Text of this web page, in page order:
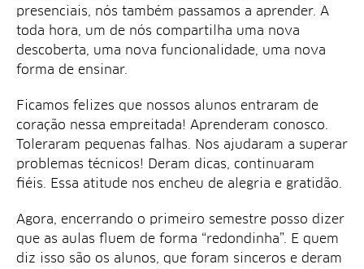
presenciais, nós também passamos a aprender. A
toda hora, um de nós compartilha uma nova
descoberta, uma nova funcionalidade, uma nova
forma de ensinar.
Ficamos felizes que nossos alunos entraram de
coração nessa empreitada! Aprenderam conosco.
Toleraram pequenas falhas. Nos ajudaram a superar
problemas técnicos! Deram dicas, continuaram
fiéis. Essa atitude nos encheu de alegria e gratidão.
Agora, encerrando o primeiro semestre posso dizer
que as aulas fluem de forma “redondinha”. E quem
diz isso são os alunos, que foram sinceros e deram